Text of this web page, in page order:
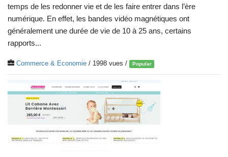
temps de les redonner vie et de les faire entrer dans l’ère
numérique. En effet, les bandes vidéo magnétiques ont
généralement une durée de vie de 10 à 25 ans, certains
rapports...
Commerce & Economie / 1998 vues / Popular